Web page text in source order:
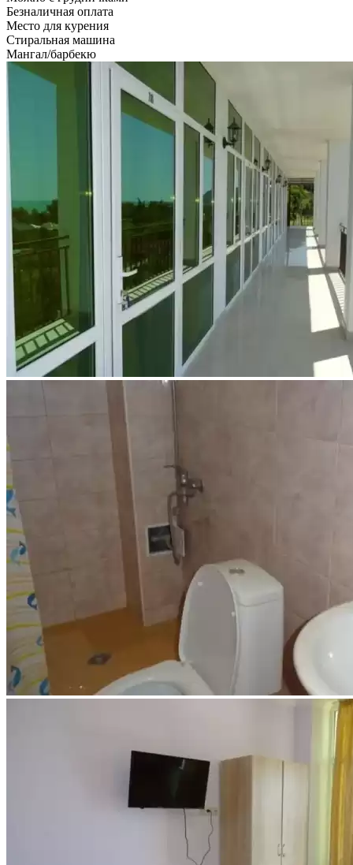
Безналичная оплата
Место для курения
Стиральная машина
Мангал/барбекю